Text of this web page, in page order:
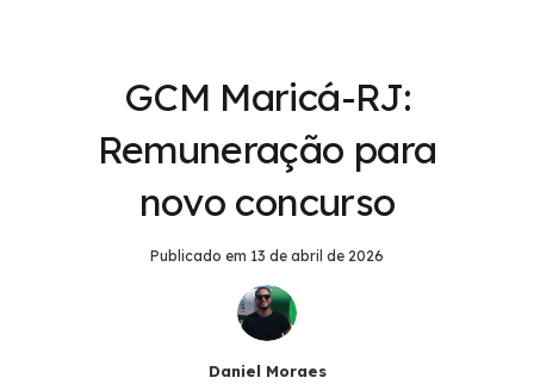
GCM Maricá-RJ:
Remuneração para
novo concurso
Publicado em 13 de abril de 2026
Daniel Moraes